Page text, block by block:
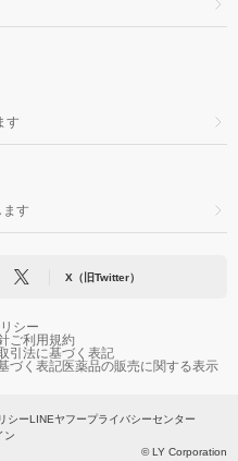
す
す
X（旧Twitter）
シー
ご利用規約
引法に基づく表記
づく表記医薬品の販売に関する表示
シーLINEヤフープライバシーセンター
ン
© LY Corporation